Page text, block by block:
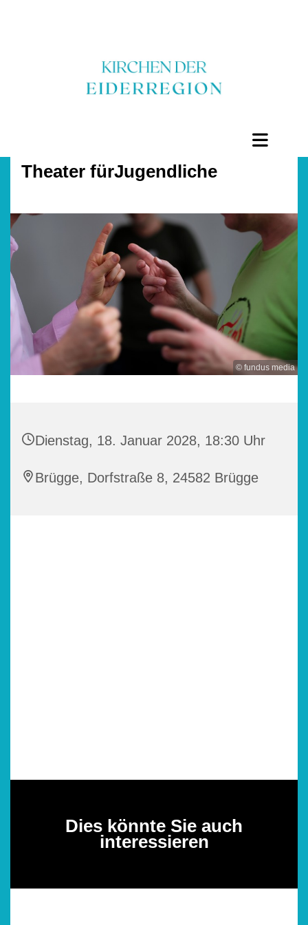
Theater fürJugendliche
© fundus media
Dienstag, 18. Januar 2028, 18:30 Uhr
Brügge, Dorfstraße 8, 24582 Brügge
Dies könnte Sie auch
interessieren